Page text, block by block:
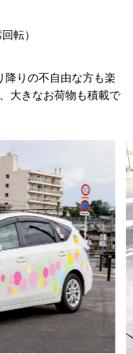
転）
降りの不自由な方も楽
大きなお荷物も積載で